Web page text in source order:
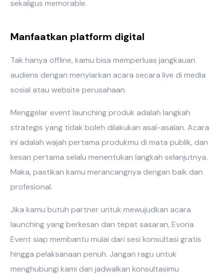
sekaligus memorable.
Manfaatkan platform digital
Tak hanya offline, kamu bisa memperluas jangkauan
audiens dengan menyiarkan acara secara live di media
sosial atau website perusahaan.
Menggelar event launching produk adalah langkah
strategis yang tidak boleh dilakukan asal-asalan. Acara
ini adalah wajah pertama produkmu di mata publik, dan
kesan pertama selalu menentukan langkah selanjutnya.
Maka, pastikan kamu merancangnya dengan baik dan
profesional.
Jika kamu butuh partner untuk mewujudkan acara
launching yang berkesan dan tepat sasaran, Evoria
Event siap membantu mulai dari sesi konsultasi gratis
hingga pelaksanaan penuh. Jangan ragu untuk
menghubungi kami dan jadwalkan konsultasimu